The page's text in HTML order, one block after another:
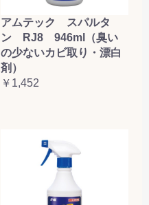
アムテック スパルタ
ン RJ8 946ml（臭い
の少ないカビ取り・漂白
剤）
￥1,452